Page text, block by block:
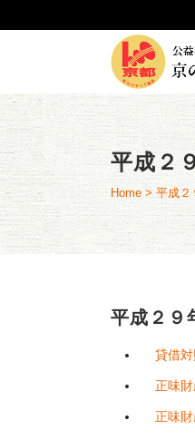
平成２
Home > 平成２
平成２９
貸借
正味
正味